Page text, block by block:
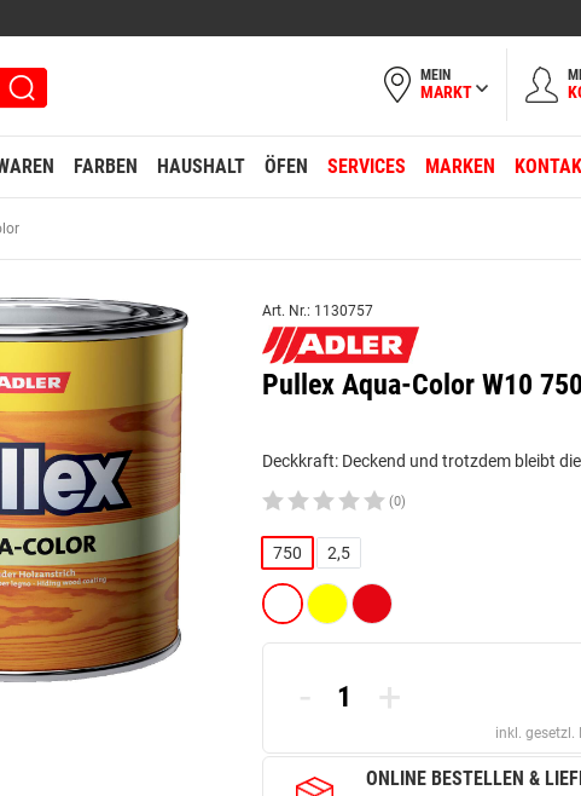
MEIN
MARKT
FARBEN HAUSHALT ÖFEN SERVICES MARKEN
Art. Nr.: 1130757
Pullex Aqua-Color W10
Deckkraft: Deckend und trotzdem bleibt
(0)
750 2,5
- +
inkl. gesetzl.
ONLINE BESTELLEN &